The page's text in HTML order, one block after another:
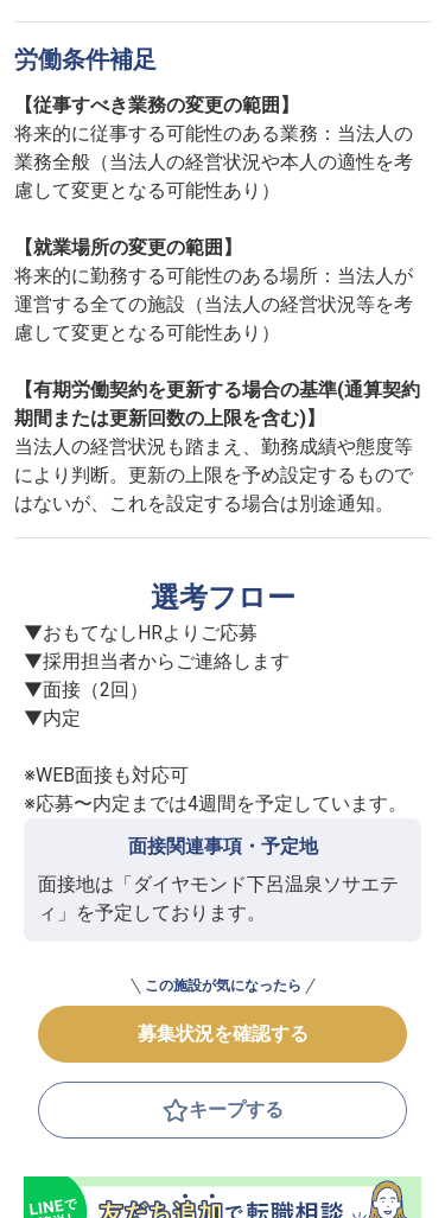
労働条件補足
【従事すべき業務の変更の範囲】
将来的に従事する可能性のある業務：当法人の
業務全般（当法人の経営状況や本人の適性を考
慮して変更となる可能性あり）
【就業場所の変更の範囲】
将来的に勤務する可能性のある場所：当法人が
運営する全ての施設（当法人の経営状況等を考
慮して変更となる可能性あり）
【有期労働契約を更新する場合の基準(通算契約
期間または更新回数の上限を含む)】
当法人の経営状況も踏まえ、勤務成績や態度等
により判断。更新の上限を予め設定するもので
はないが、これを設定する場合は別途通知。
選考フロー
▼おもてなしHRよりご応募
▼採用担当者からご連絡します
▼面接（2回）
▼内定
※WEB面接も対応可
※応募〜内定までは4週間を予定しています。
面接関連事項・予定地
面接地は「ダイヤモンド下呂温泉ソサエテ
ィ」を予定しております。
この施設が気になったら
募集状況を確認する
キープする